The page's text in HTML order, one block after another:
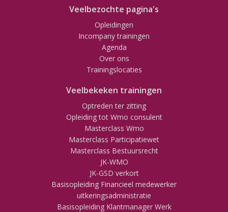
Veelbezochte pagina's
Opleidingen
Incompany trainingen
Agenda
Over ons
Trainingslocaties
Veelbekeken trainingen
Optreden ter zitting
Opleiding tot Wmo consulent
Masterclass Wmo
Masterclass Participatiewet
Masterclass Bestuursrecht
JK-WMO
JK-GSD verkort
Basisopleiding Financieel medewerker
uitkeringsadministratie
Basisopleiding Klantmanager Werk